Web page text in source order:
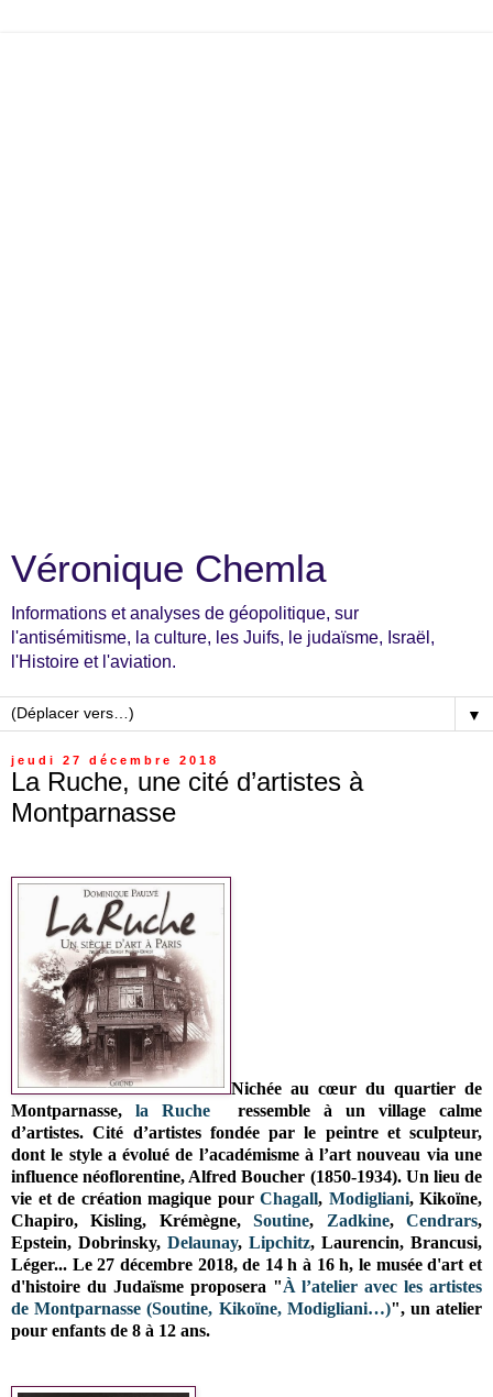
Véronique Chemla
Informations et analyses de géopolitique, sur
l'antisémitisme, la culture, les Juifs, le judaïsme, Israël,
l'Histoire et l'aviation.
▼
jeudi 27 décembre 2018
La Ruche, une cité d’artistes à
Montparnasse
Nichée au cœur du quartier de
Montparnasse,la Ruche ressemble à un village calme
d’artistes. Cité d’artistes fondée par le peintre et sculpteur,
dont le style a évolué de l’académisme à l’art nouveau via une
influence néoflorentine, Alfred Boucher (1850-1934). Un lieu de
vie et de création magique pour Chagall, Modigliani, Kikoïne,
Chapiro, Kisling, Krémègne,Soutine, Zadkine,Cendrars,
Epstein, Dobrinsky, Delaunay, Lipchitz, Laurencin, Brancusi,
Léger... Le 27 décembre 2018, de 14 h à 16 h, le musée d'art et
d'histoire du Judaïsme proposera "À l’atelier avec les artistes
de Montparnasse (Soutine, Kikoïne, Modigliani…)", un atelier
pour enfants de 8 à 12 ans.